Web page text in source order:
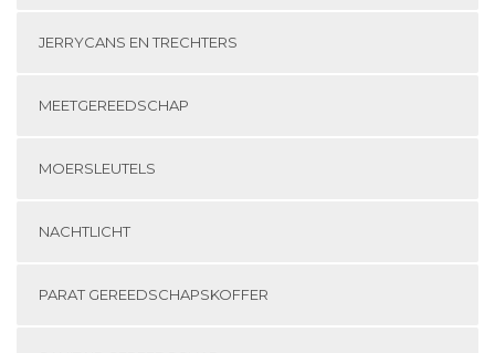
JERRYCANS EN TRECHTERS
MEETGEREEDSCHAP
MOERSLEUTELS
NACHTLICHT
PARAT GEREEDSCHAPSKOFFER